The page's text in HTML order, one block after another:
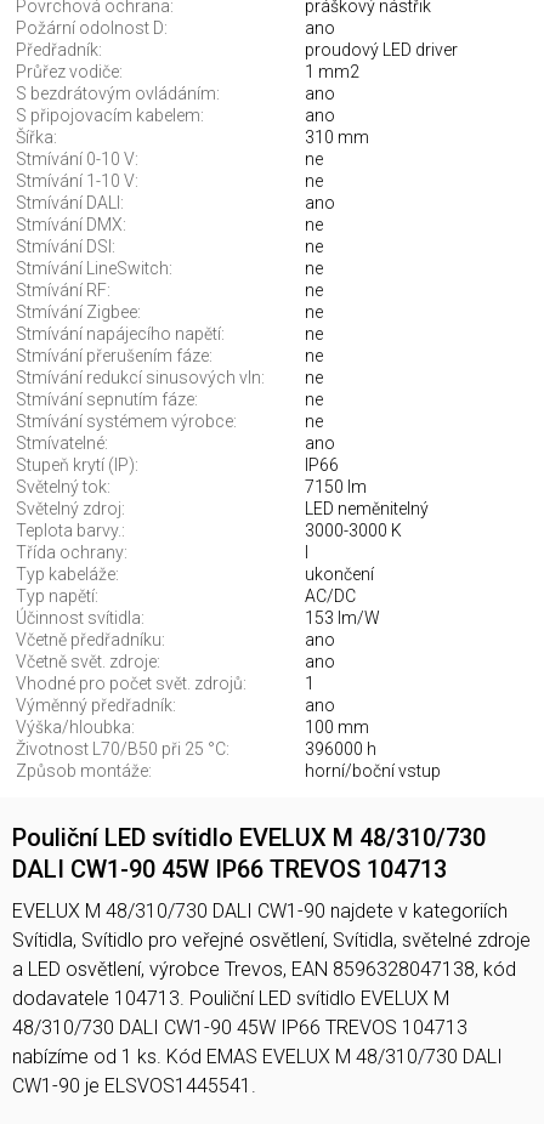
Povrchová ochrana:
práškový nástřik
Požární odolnost D:
ano
Předřadník:
proudový LED driver
Průřez vodiče:
1 mm2
S bezdrátovým ovládáním:
ano
S připojovacím kabelem:
ano
Šířka:
310 mm
Stmívání 0-10 V:
ne
Stmívání 1-10 V:
ne
Stmívání DALI:
ano
Stmívání DMX:
ne
Stmívání DSI:
ne
Stmívání LineSwitch:
ne
Stmívání RF:
ne
Stmívání Zigbee:
ne
Stmívání napájecího napětí:
ne
Stmívání přerušením fáze:
ne
Stmívání redukcí sinusových vln:
ne
Stmívání sepnutím fáze:
ne
Stmívání systémem výrobce:
ne
Stmívatelné:
ano
Stupeň krytí (IP):
IP66
Světelný tok:
7150 lm
Světelný zdroj:
LED neměnitelný
Teplota barvy.:
3000-3000 K
Třída ochrany:
Typ kabeláže:
ukončení
Typ napětí:
AC/DC
Účinnost svítidla:
153 lm/W
Včetně předřadníku:
ano
Včetně svět. zdroje:
ano
Vhodné pro počet svět. zdrojů:
1
Výměnný předřadník:
ano
Výška/hloubka:
100 mm
Životnost L70/B50 při 25 °C:
396000 h
Způsob montáže:
horní/boční vstup
Pouliční LED svítidlo EVELUX M 48/310/730
DALI CW1-90 45W IP66 TREVOS 104713
EVELUX M 48/310/730 DALI CW1-90 najdete v kategoriích
Svítidla, Svítidlo pro veřejné osvětlení, Svítidla, světelné zdroje
a LED osvětlení, výrobce Trevos, EAN 8596328047138, kód
dodavatele 104713. Pouliční LED svítidlo EVELUX M
48/310/730 DALI CW1-90 45W IP66 TREVOS 104713
nabízíme od 1 ks. Kód EMAS EVELUX M 48/310/730 DALI
CW1-90 je ELSVOS1445541.